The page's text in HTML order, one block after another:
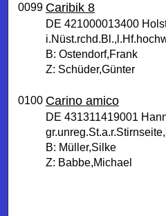
0099 Caribik 8
DE 421000013400
B: Ostendorf,Frank
Z: Schüder,Günter
0100 Carino amico
DE 431311419001
B: Müller,Silke
Z: Babbe,Michael